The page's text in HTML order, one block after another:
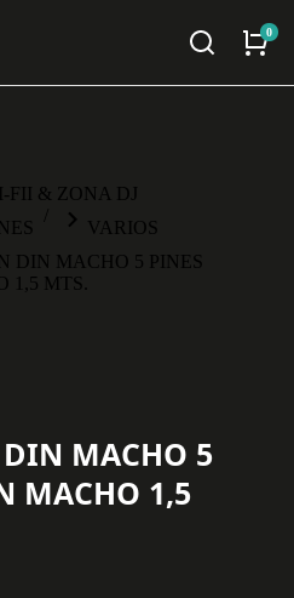
FII & ZONA DJ
VARIOS
DIN MACHO 5 PINES
1,5 MTS.
MACHO 5
MACHO 1,5